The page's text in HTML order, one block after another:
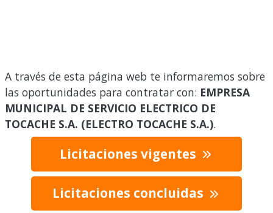
A través de esta página web te informaremos sobre
las oportunidades para contratar con: EMPRESA
MUNICIPAL DE SERVICIO ELECTRICO DE
TOCACHE S.A. (ELECTRO TOCACHE S.A.).
Licitaciones vigentes
Licitaciones concluidas